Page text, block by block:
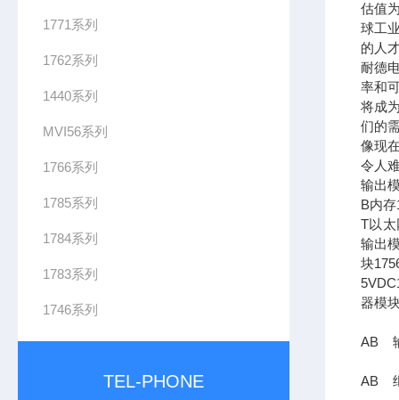
1771系列
1762系列
1440系列
MVI56系列
1766系列
1785系列
1784系列
1783系列
1746系列
TEL-PHONE
估值
球工
的人
耐德
率和
将成
们的
像现
令人
输出
B内
T以太
输出
块
器模
AB
AB